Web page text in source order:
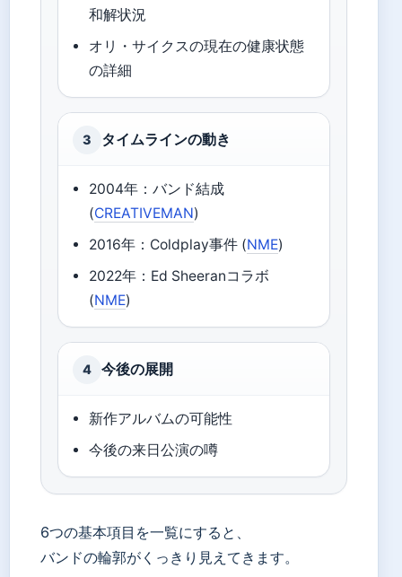
和解状況
オリ・サイクスの現在の健康状態
の詳細
3 タイムラインの動き
2004年：バンド結成
(CREATIVEMAN)
2016年：Coldplay事件 (NME)
2022年：Ed Sheeranコラボ
(NME)
4 今後の展開
新作アルバムの可能性
今後の来日公演の噂
6つの基本項目を一覧にすると、
バンドの輪郭がくっきり見えてきます。